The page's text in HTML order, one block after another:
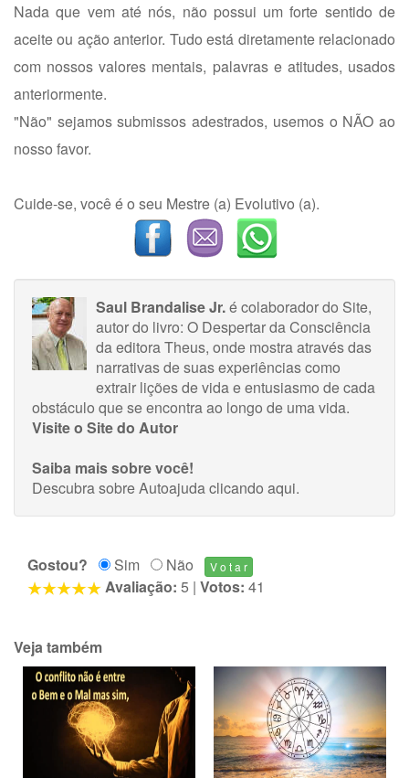
Nada que vem até nós, não possui um forte sentido de
aceite ou ação anterior. Tudo está diretamente relacionado
com nossos valores mentais, palavras e atitudes, usados
anteriormente.
"Não" sejamos submissos adestrados, usemos o NÃO ao
nosso favor.
Cuide-se, você é o seu Mestre (a) Evolutivo (a).
Saul Brandalise Jr.é colaborador do Site,
autor do livro: O Despertar da Consciência
da editora Theus, onde mostra através das
narrativas de suas experiências como
extrair lições de vida e entusiasmo de cada
obstáculo que se encontra ao longo de uma vida.
Visite o Site do Autor
Saiba mais sobre você!
Descubra sobre Autoajudaclicando aqui.
Gostou? Sim
Não
Avaliação: 5 | Votos: 41
Veja também